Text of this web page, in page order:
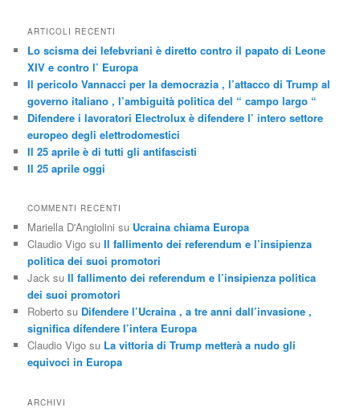
ARTICOLI RECENTI
Lo scisma dei lefebvriani è diretto contro il papato di Leone
XIV e contro l’ Europa
Il pericolo Vannacci per la democrazia , l’attacco di Trump al
governo italiano , l’ambiguità politica del “ campo largo “
Difendere i lavoratori Electrolux è difendere l’ intero settore
europeo degli elettrodomestici
Il 25 aprile è di tutti gli antifascisti
Il 25 aprile oggi
COMMENTI RECENTI
Mariella D'Angiolini su Ucraina chiama Europa
Claudio Vigo suIl fallimento dei referendum e l’insipienza
politica dei suoi promotori
Jack suIl fallimento dei referendum e l’insipienza politica
dei suoi promotori
Roberto su Difendere l’Ucraina , a tre anni dall’invasione ,
significa difendere l’intera Europa
Claudio Vigo su La vittoria di Trump metterà a nudo gli
equivoci in Europa
ARCHIVI